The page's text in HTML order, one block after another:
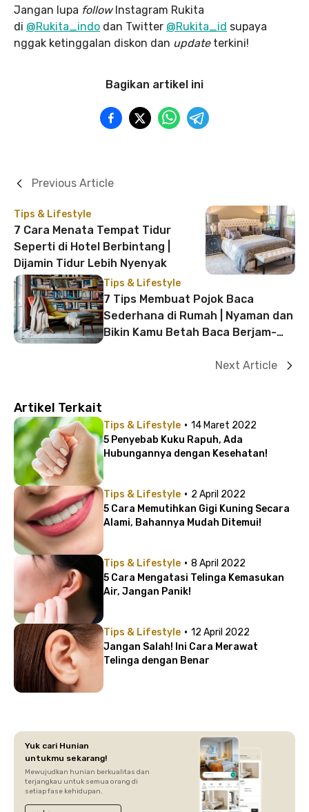
Jangan lupa followInstagram Rukita
di @Rukita_indo dan Twitter @Rukita_id supaya
nggak ketinggalan diskon dan update terkini!
Bagikan artikel ini
Tips & Lifestyle
7 Cara Menata Tempat Tidur
Seperti di Hotel Berbintang |
Dijamin Tidur Lebih Nyenyak
Previous Article
Tips & Lifestyle
7 Tips Membuat Pojok Baca
Sederhana di Rumah | Nyaman dan
Bikin Kamu Betah Baca Berjam-
Next Article
Artikel Terkait
Tips & Lifestyle · 14 Maret 2022
5 Penyebab Kuku Rapuh, Ada
Hubungannya dengan Kesehatan!
Tips & Lifestyle · 2 April 2022
5 Cara Memutihkan Gigi Kuning Secara
Alami, Bahannya Mudah Ditemui!
Tips & Lifestyle · 8 April 2022
5 Cara Mengatasi Telinga Kemasukan
Air, Jangan Panik!
Tips & Lifestyle · 12 April 2022
Jangan Salah! Ini Cara Merawat
Telinga dengan Benar
Yuk cari Hunian
untukmu sekarang!
Mewujudkan hunian berkualitas dan
terjangkau untuk semua orang di
setiap fase kehidupan.